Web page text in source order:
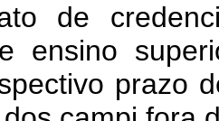
de
ensino
prazo